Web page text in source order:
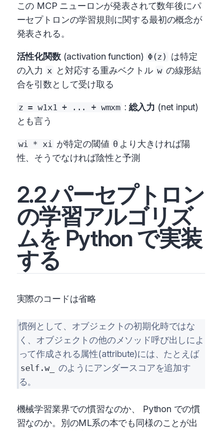
この MCP ニューロンが発表されて数年後にパ
ーセプトロンの学習規則に関する最初の概念が
発表される。
活性化関数(activation function) Φ(z) は特定
の入力 x と対応する重みベクトル w の線形結
合を引数として受け取る
z = w1x1 + ... + wmxm : 総入力 (net input)
とも言う
wi * xi が特定の閾値 θ より大きければ陽
性、そうでなければ陰性と予測
2.2 パーセプトロン
の学習アルゴリズ
ムを Python で実装
する
実際のコードは省略
慣例として、オブジェクトの初期化時ではな
く、オブジェクトの他のメソッド呼び出しによ
って作成される属性(attribute)には、たとえば
self.w_
のようにアンダースコアを追加す
る。
機械学習業界での慣習なのか、 Python での慣
習なのか。別のML系の本でも同様のことが出